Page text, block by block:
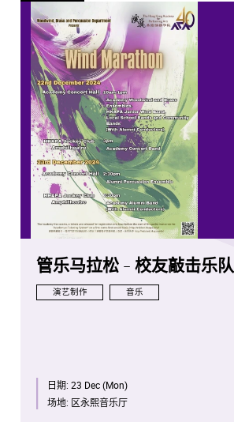
管乐马拉松 - 校友敲击乐队
演艺制作 音乐
日期: 23 Dec (Mon)
场地: 区永熙音乐厅